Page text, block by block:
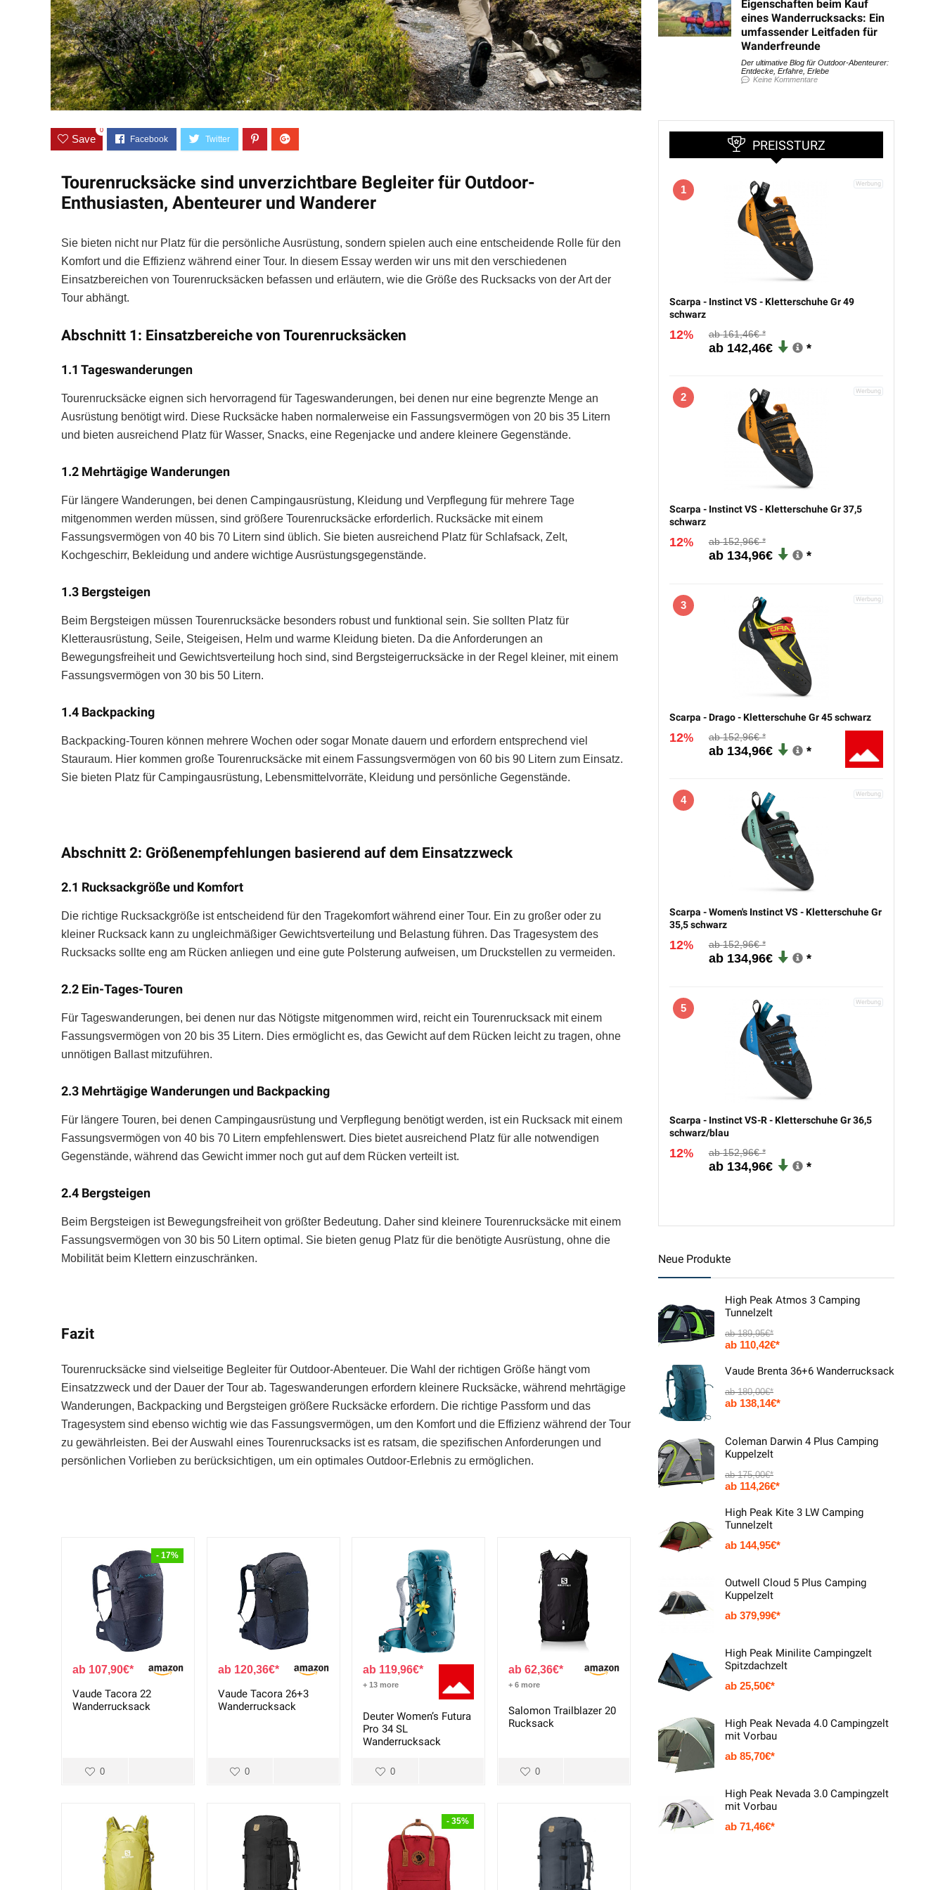
Save
0
Tourenrucksäcke sind unverzichtbare Begleiter für Outdoor-
Enthusiasten, Abenteurer und Wanderer
Sie bieten nicht nur Platz für die persönliche Ausrüstung, sondern spielen auch eine entscheidende Rolle für den
Komfort und die Effizienz während einer Tour. In diesem Essay werden wir uns mit den verschiedenen
Einsatzbereichen von Tourenrucksäcken befassen und erläutern, wie die Größe des Rucksacks von der Art der
Tour abhängt.
Abschnitt 1: Einsatzbereiche von Tourenrucksäcken
1.1 Tageswanderungen
Tourenrucksäcke eignen sich hervorragend für Tageswanderungen, bei denen nur eine begrenzte Menge an
Ausrüstung benötigt wird. Diese Rucksäcke haben normalerweise ein Fassungsvermögen von 20 bis 35 Litern
und bieten ausreichend Platz für Wasser, Snacks, eine Regenjacke und andere kleinere Gegenstände.
1.2 Mehrtägige Wanderungen
Für längere Wanderungen, bei denen Campingausrüstung, Kleidung und Verpflegung für mehrere Tage
mitgenommen werden müssen, sind größere Tourenrucksäcke erforderlich. Rucksäcke mit einem
Fassungsvermögen von 40 bis 70 Litern sind üblich. Sie bieten ausreichend Platz für Schlafsack, Zelt,
Kochgeschirr, Bekleidung und andere wichtige Ausrüstungsgegenstände.
1.3 Bergsteigen
Beim Bergsteigen müssen Tourenrucksäcke besonders robust und funktional sein. Sie sollten Platz für
Kletterausrüstung, Seile, Steigeisen, Helm und warme Kleidung bieten. Da die Anforderungen an
Bewegungsfreiheit und Gewichtsverteilung hoch sind, sind Bergsteigerrucksäcke in der Regel kleiner, mit einem
Fassungsvermögen von 30 bis 50 Litern.
1.4 Backpacking
Backpacking-Touren können mehrere Wochen oder sogar Monate dauern und erfordern entsprechend viel
Stauraum. Hier kommen große Tourenrucksäcke mit einem Fassungsvermögen von 60 bis 90 Litern zum Einsatz.
Sie bieten Platz für Campingausrüstung, Lebensmittelvorräte, Kleidung und persönliche Gegenstände.
Abschnitt 2: Größenempfehlungen basierend auf dem Einsatzzweck
2.1 Rucksackgröße und Komfort
Die richtige Rucksackgröße ist entscheidend für den Tragekomfort während einer Tour. Ein zu großer oder zu
kleiner Rucksack kann zu ungleichmäßiger Gewichtsverteilung und Belastung führen. Das Tragesystem des
Rucksacks sollte eng am Rücken anliegen und eine gute Polsterung aufweisen, um Druckstellen zu vermeiden.
2.2 Ein-Tages-Touren
Für Tageswanderungen, bei denen nur das Nötigste mitgenommen wird, reicht ein Tourenrucksack mit einem
Fassungsvermögen von 20 bis 35 Litern. Dies ermöglicht es, das Gewicht auf dem Rücken leicht zu tragen, ohne
unnötigen Ballast mitzuführen.
2.3 Mehrtägige Wanderungen und Backpacking
Für längere Touren, bei denen Campingausrüstung und Verpflegung benötigt werden, ist ein Rucksack mit einem
Fassungsvermögen von 40 bis 70 Litern empfehlenswert. Dies bietet ausreichend Platz für alle notwendigen
Gegenstände, während das Gewicht immer noch gut auf dem Rücken verteilt ist.
2.4 Bergsteigen
Beim Bergsteigen ist Bewegungsfreiheit von größter Bedeutung. Daher sind kleinere Tourenrucksäcke mit einem
Fassungsvermögen von 30 bis 50 Litern optimal. Sie bieten genug Platz für die benötigte Ausrüstung, ohne die
Mobilität beim Klettern einzuschränken.
Fazit
Tourenrucksäcke sind vielseitige Begleiter für Outdoor-Abenteuer. Die Wahl der richtigen Größe hängt vom
Einsatzzweck und der Dauer der Tour ab. Tageswanderungen erfordern kleinere Rucksäcke, während mehrtägige
Wanderungen, Backpacking und Bergsteigen größere Rucksäcke erfordern. Die richtige Passform und das
Tragesystem sind ebenso wichtig wie das Fassungsvermögen, um den Komfort und die Effizienz während der Tour
zu gewährleisten. Bei der Auswahl eines Tourenrucksacks ist es ratsam, die spezifischen Anforderungen und
persönlichen Vorlieben zu berücksichtigen, um ein optimales Outdoor-Erlebnis zu ermöglichen.
- 17%
107,90€
Vaude Tacora 22
Wanderrucksack
0
120,36€
Vaude Tacora 26+3
Wanderrucksack
0
119,96€
+ 13 more
Deuter Women’s Futura
Pro 34 SL
Wanderrucksack
0
62,36€
+ 6 more
Salomon Trailblazer 20
Rucksack
0
- 35%
Eigenschaften beim Kauf
eines Wanderrucksacks: Ein
umfassender Leitfaden für
Wanderfreunde
Der ultimative Blog für Outdoor-Abenteurer:
Entdecke, Erfahre, Erlebe
Keine Kommentare
PREISSTURZ
1
Scarpa - Instinct VS - Kletterschuhe Gr 49
schwarz
12% 161,46€
142,46€
2
Scarpa - Instinct VS - Kletterschuhe Gr 37,5
schwarz
12% 152,96€
134,96€
3
Scarpa - Drago - Kletterschuhe Gr 45 schwarz
12% 152,96€
134,96€
4
Scarpa - Women's Instinct VS - Kletterschuhe Gr
35,5 schwarz
12% 152,96€
134,96€
5
Scarpa - Instinct VS-R - Kletterschuhe Gr 36,5
schwarz/blau
12% 152,96€
134,96€
Neue Produkte
High Peak Atmos 3 Camping
Tunnelzelt
189,95€
110,42€
Vaude Brenta 36+6 Wanderrucksack
180,00€
138,14€
Coleman Darwin 4 Plus Camping
Kuppelzelt
175,00€
114,26€
High Peak Kite 3 LW Camping
Tunnelzelt
144,95€
Outwell Cloud 5 Plus Camping
Kuppelzelt
379,99€
High Peak Minilite Campingzelt
Spitzdachzelt
25,50€
High Peak Nevada 4.0 Campingzelt
mit Vorbau
85,70€
High Peak Nevada 3.0 Campingzelt
mit Vorbau
71,46€